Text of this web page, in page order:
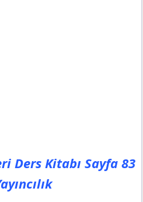
Ders Kitabı Sayfa 83